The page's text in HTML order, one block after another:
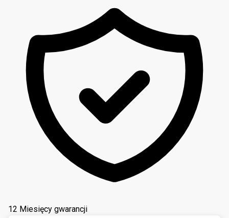
12 Miesięcy gwarancji